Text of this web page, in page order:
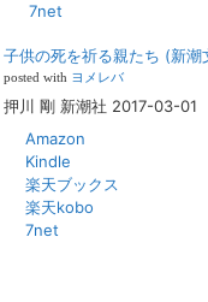
25分～FBS福岡放送『目撃者f
てやる～コワモテ“説得屋”の
うことの価値
すでに言い尽くされているこ
や生き方そのものを考える
7net
子供の死を祈る親たち (新潮
posted with ヨメレバ
押川 剛 新潮社 2017-03-01
Amazon
Kindle
楽天ブックス
楽天kobo
7net